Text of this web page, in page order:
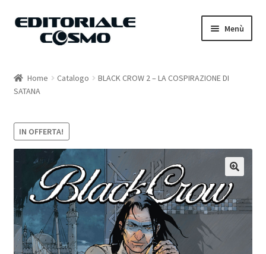
Vai
Vai
Menù
Catalogo
Carrello
Il mio account
Home Catalogo
BLACK CROW 2 – LA COSPIRAZIONE DI
SATANA
IN OFFERTA!